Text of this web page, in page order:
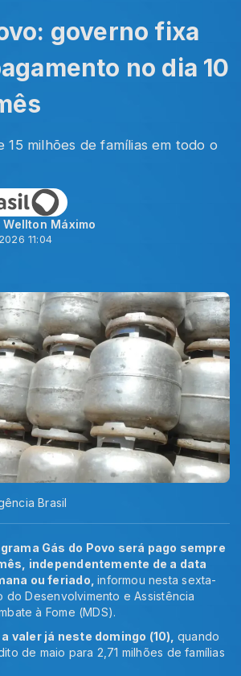
governo fixa
no dia 10
15 milhões de famílias em todo o
Wellton Máximo
11:04
Brasil
Gás do Povo será pago sempre
independentemente de a data
ou feriado,informou nesta sexta-
do Desenvolvimento e Assistência
à Fome (MDS).
valer já neste domingo (10), quando
de maio para 2,71 milhões de famílias